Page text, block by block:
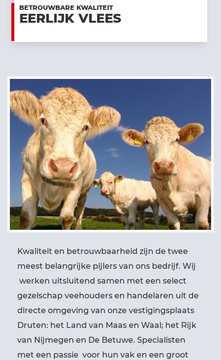
BETROUWBARE KWALITEIT
EERLIJK VLEES
Kwaliteit en betrouwbaarheid zijn de twee
meest belangrijke pijlers van ons bedrijf. Wij
werken uitsluitend samen met een select
gezelschap veehouders en handelaren uit de
directe omgeving van onze vestigingsplaats
Druten: het Land van Maas en Waal; het Rijk
van Nijmegen en De Betuwe. Specialisten
met een passie voor hun vak en een groot